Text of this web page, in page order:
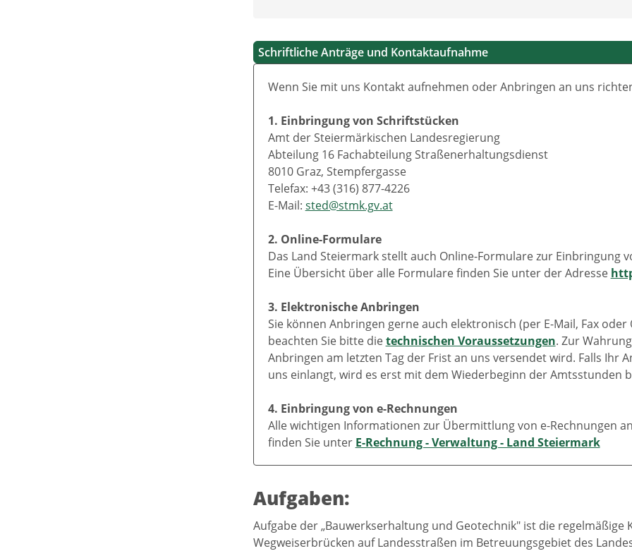
Schriftliche Anträge und Kontaktaufnahme
Wenn Sie mit uns Kontakt aufnehmen oder Anbringen an uns
1. Einbringung von Schriftstücken
Amt der Steiermärkischen Landesregierung
Abteilung 16 Fachabteilung Straßenerhaltungsdienst
8010 Graz, Stempfergasse
Telefax: +43 (316) 877-4226
E-Mail: sted@stmk.gv.at
2. Online-Formulare
Das Land Steiermark stellt auch Online-Formulare zur Einbringung
Eine Übersicht über alle Formulare finden Sie unter der Adresse
3. Elektronische Anbringen
Sie können Anbringen gerne auch elektronisch (per E-Mail, Fax
beachten Sie bitte dietechnischen Voraussetzungen. Zur
Anbringen am letzten Tag der Frist an uns versendet wird. Falls Ihr
uns einlangt, wird es erst mit dem Wiederbeginn der Amtsstunden
4. Einbringung von e-Rechnungen
Alle wichtigen Informationen zur Übermittlung von e-Rechnungen
finden Sie unter E-Rechnung - Verwaltung - Land Steiermark
Aufgaben:
Aufgabe der „Bauwerkserhaltung und Geotechnik" ist die
Wegweiserbrücken auf Landesstraßen im Betreuungsgebiet des